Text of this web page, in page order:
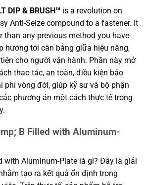
DIP & BRUSH™ is a revolution on
Anti-Seize compound to a fastener. It
than any previous method you have
hướng tới cân bằng giữa hiệu năng,
cho người vận hành. Phần này mở
thao tác, an toàn, điều kiện bảo
phí vòng đời, giúp kỹ sư và bộ phận
phương án một cách thực tế trong
B Filled with Aluminum-
with Aluminum-Plate là gì? Đây là giải
tạo ra kết quả ổn định trong